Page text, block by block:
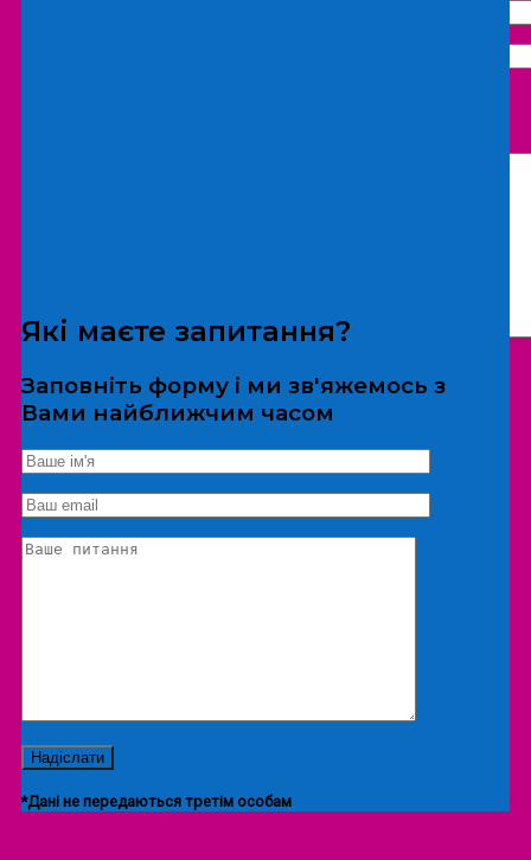
*Дані не передаються третім особам
Екскурсія/локація
Які маєте запитання?
Заповніть форму і ми зв'яжемось з
Вами найближчим часом
*Дані не передаються третім особам